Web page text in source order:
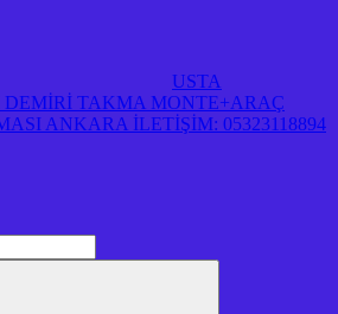
USTA
TAKMA MONTE+ARAÇ
ANKARA İLETİŞİM: 05323118894